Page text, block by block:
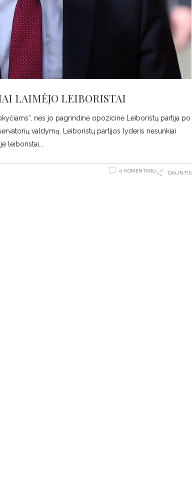
LAIMĖJO LEIBORISTAI
nes jo pagrindinė opozicinė Leiboristų partija po
valdymą. Leiboristų partijos lyderis nesunkiai
leiboristai
0 KOMENTARŲ DALINTIS